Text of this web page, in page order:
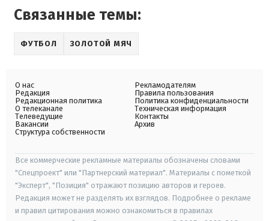
Связанные темы:
ФУТБОЛ ЗОЛОТОЙ МЯЧ
О нас
Редакция
Редакционная политика
О телеканале
Телеведущие
Вакансии
Структура собственности
Рекламодателям
Правила пользования
Политика конфиденциальности
Техническая информация
Контакты
Архив
Все коммерческие рекламные материалы обозначены словами
"Спецпроект" или "Партнерский материал". Материалы с пометкой
"Эксперт", "Позиция" отражают позицию авторов и героев.
Редакция может не разделять их взглядов. Подробнее о рекламе
и правил цитирования можно ознакомиться в правилах